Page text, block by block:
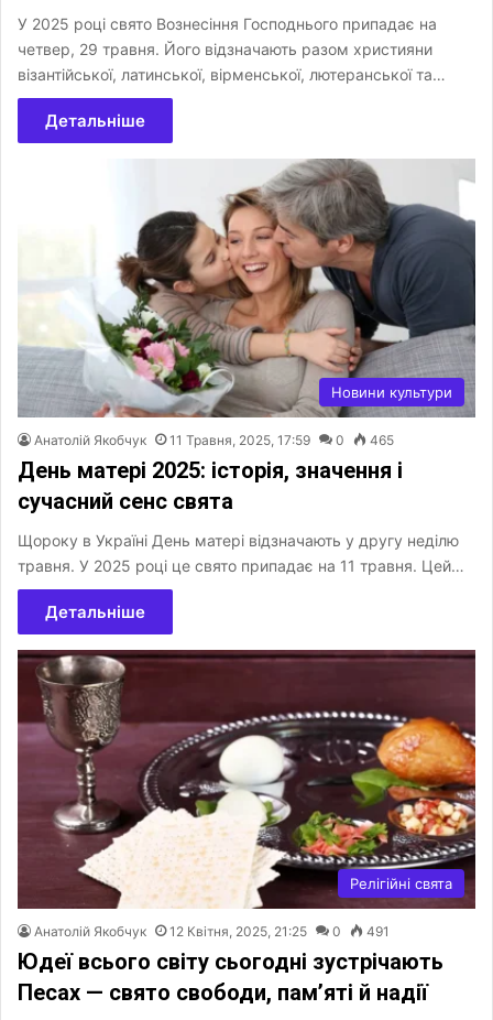
У 2025 році свято Вознесіння Господнього припадає на
четвер, 29 травня. Його відзначають разом християни
візантійської, латинської, вірменської, лютеранської та…
Детальніше
Новини культури
Анатолій Якобчук 11 Травня, 2025, 17:59 0 465
День матері 2025: історія, значення і
сучасний сенс свята
Щороку в Україні День матері відзначають у другу неділю
травня. У 2025 році це свято припадає на 11 травня. Цей…
Детальніше
Релігійні свята
Анатолій Якобчук 12 Квітня, 2025, 21:25 0 491
Юдеї всього світу сьогодні зустрічають
Песах — свято свободи, пам’яті й надії